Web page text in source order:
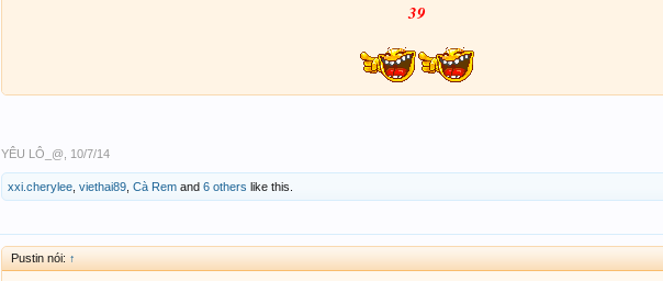
39
YÊU LÔ_@ 10/7/14
xxi.cherylee viethai89 Cà Rem and 6 others like this.
Pustin nói: ↑